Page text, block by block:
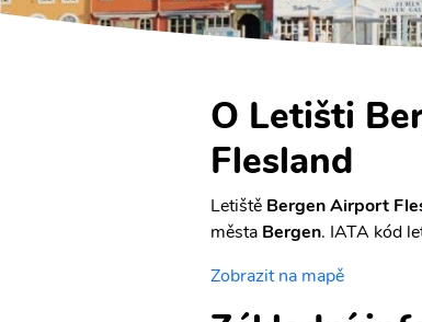
O Letišti
Flesland
Letiště Bergen Airport
města Bergen. IATA kód
Zobrazit na mapě